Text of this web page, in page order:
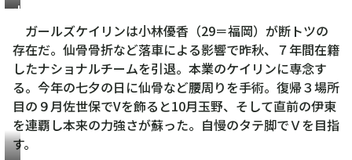
小
優
香
ガールズケイリンは小林優香（29＝福岡）が断トツの
存在だ。仙骨骨折など落車による影響で昨秋、７年間在籍
したナショナルチームを引退。本業のケイリンに専念す
る。今年の七夕の日に仙骨など腰周りを手術。復帰３場所
目の９月佐世保でVを飾ると10月玉野、そして直前の伊東
を連覇し本来の力強さが蘇った。自慢のタテ脚でＶを目指
す。